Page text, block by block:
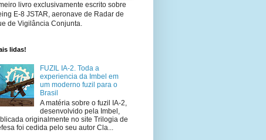
livro exclusivamente escrito sobre
E-8 JSTAR, aeronave de Radar de
de Vigilância Conjunta.
lidas!
FUZIL IA-2. Toda a
experiencia da Imbel em
um moderno fuzil para o
Brasil
A matéria sobre o fuzil IA-2,
desenvolvido pela Imbel,
originalmente no site Trilogia de
foi cedida pelo seu autor Cla...